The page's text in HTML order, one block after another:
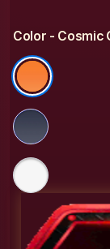
Color - Cosmic